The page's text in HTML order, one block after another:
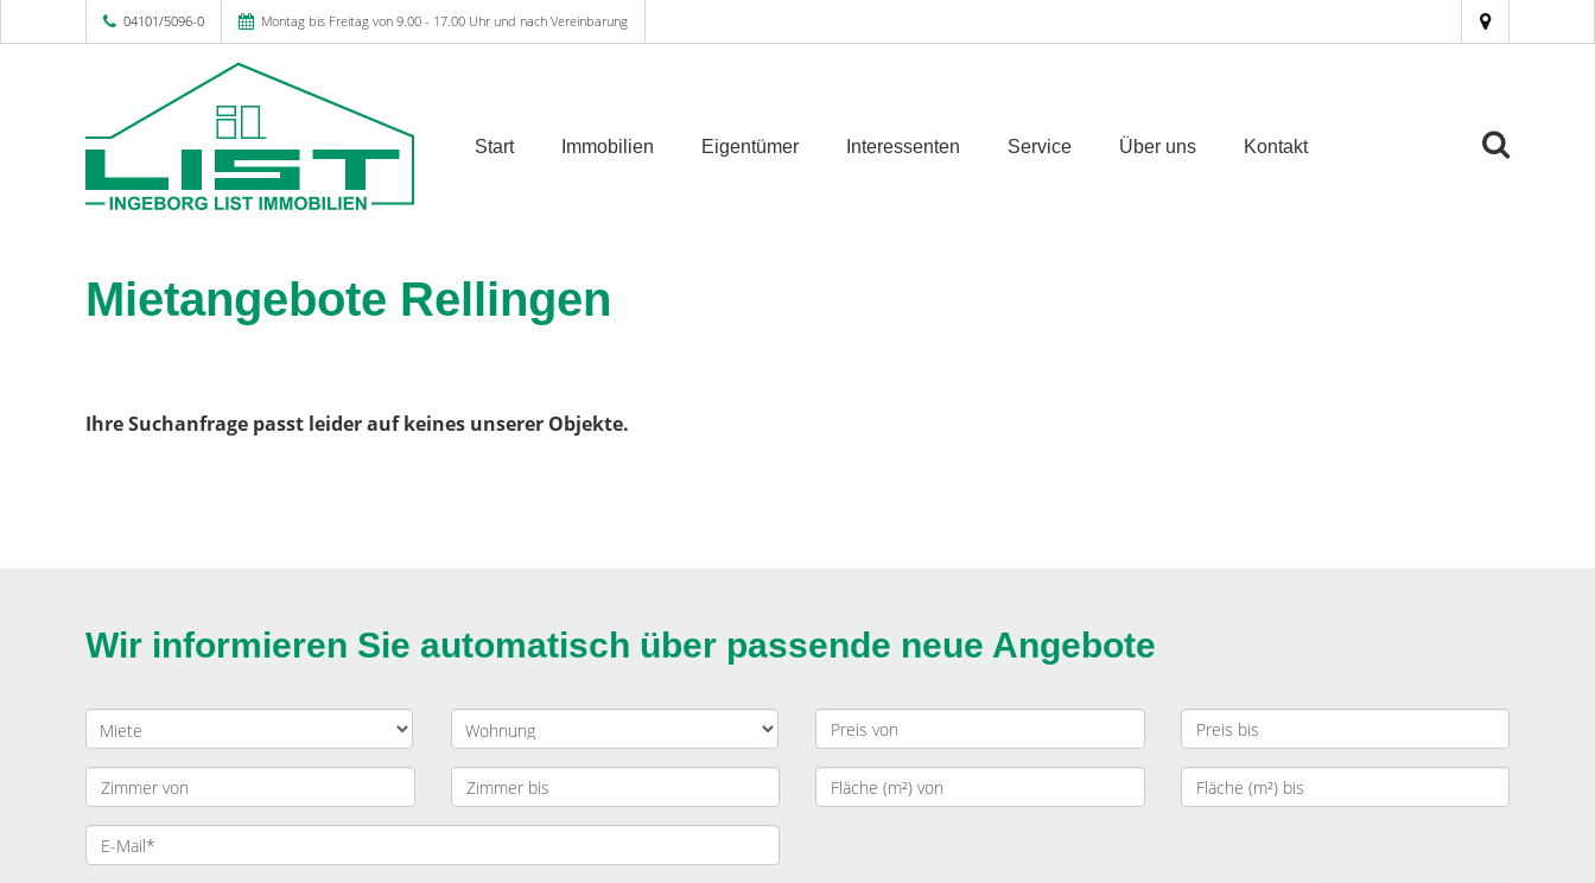
04101/5096-0 Montag bis Freitag von 9.00 - 17.00 Uhr und nach Vereinbarung
Start Immobilien Eigentümer Interessenten Service Über uns Kontakt
Mietangebote Rellingen
Ihre Suchanfrage passt leider auf keines unserer Objekte.
Wir informieren Sie automatisch über passende neue Angebote